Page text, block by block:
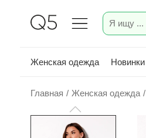
Женская одежда Новинки
Главная / Женская одежда /